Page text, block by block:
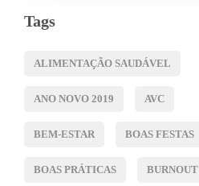
Tags
ALIMENTAÇÃO SAUDÁVEL
ANO NOVO 2019 AVC
BEM-ESTAR BOAS FESTAS
BOAS PRÁTICAS BURNOUT